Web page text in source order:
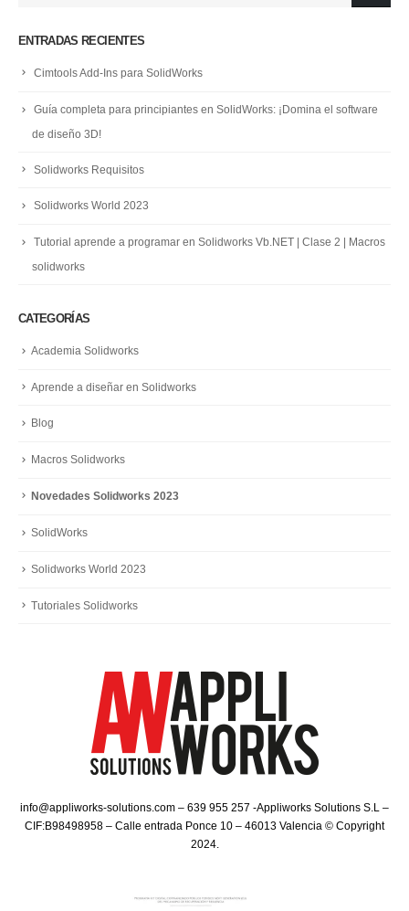
ENTRADAS RECIENTES
Cimtools Add-Ins para SolidWorks
Guía completa para principiantes en SolidWorks: ¡Domina el software
de diseño 3D!
Solidworks Requisitos
Solidworks World 2023
Tutorial aprende a programar en Solidworks Vb.NET | Clase 2 | Macros
solidworks
CATEGORÍAS
Academia Solidworks
Aprende a diseñar en Solidworks
Blog
Macros Solidworks
Novedades Solidworks 2023
SolidWorks
Solidworks World 2023
Tutoriales Solidworks
info@appliworks-solutions.com – 639 955 257 -Appliworks Solutions S.L –
CIF:B98498958 – Calle entrada Ponce 10 – 46013 Valencia © Copyright
2024.​